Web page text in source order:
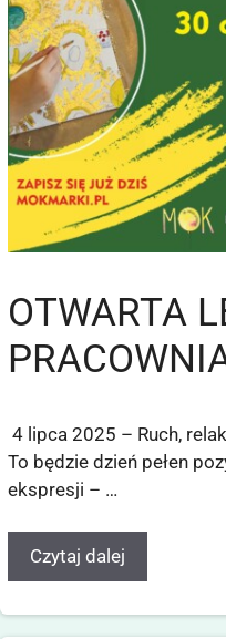
OTWARTA
4 lipca 2025 – Ruch,
To będzie dzień pełen
ekspresji – …
Czytaj dalej